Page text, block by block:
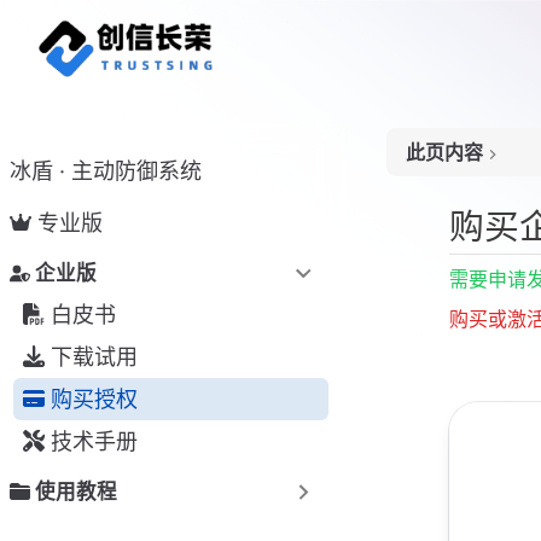
跳至主要內容
冰盾 · 主动防御系统
专业版
企业版
白皮书
下载试用
购买授权
技术手册
使用教程
此页内容
购买
需要申请
购买或激